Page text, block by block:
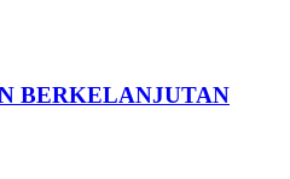
BERKELANJUTAN